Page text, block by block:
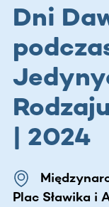
Dni
| 2024
Plac Sławika i